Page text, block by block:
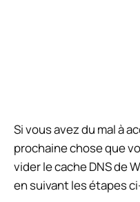
Si vous avez du mal à
prochaine chose que
vider le cache DNS de
en suivant les étapes